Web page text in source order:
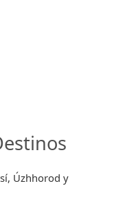
Úzhhorod y